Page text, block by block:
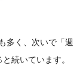
多く、次いで「週
続いています。